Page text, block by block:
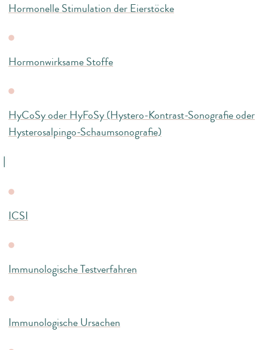
Hormonelle Stimulation der Eierstöcke
Hormonwirksame Stoffe
HyCoSy oder HyFoSy (Hystero-Kontrast-Sonografie oder
Hysterosalpingo-Schaumsonografie)
I
ICSI
Immunologische Testverfahren
Immunologische Ursachen